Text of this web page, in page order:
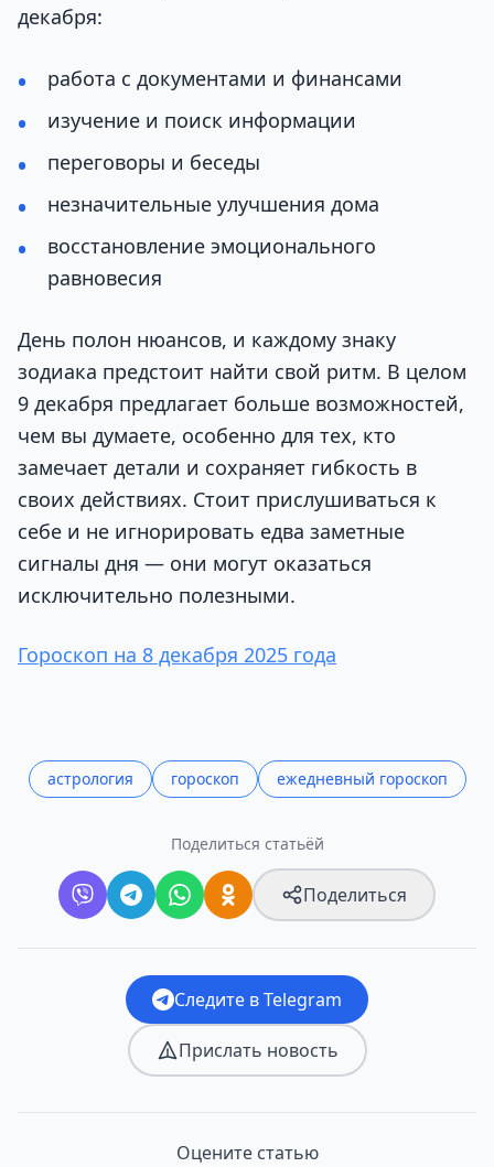
декабря:
работа с документами и финансами
изучение и поиск информации
переговоры и беседы
незначительные улучшения дома
восстановление эмоционального
равновесия
День полон нюансов, и каждому знаку
зодиака предстоит найти свой ритм. В целом
9 декабря предлагает больше возможностей,
чем вы думаете, особенно для тех, кто
замечает детали и сохраняет гибкость в
своих действиях. Стоит прислушиваться к
себе и не игнорировать едва заметные
сигналы дня — они могут оказаться
исключительно полезными.
Гороскоп на 8 декабря 2025 года
астрология гороскоп ежедневный гороскоп
Поделиться статьёй
Поделиться
Следите в Telegram
Прислать новость
Оцените статью